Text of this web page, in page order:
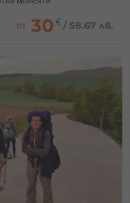
от 30 € / 58.67 лв.